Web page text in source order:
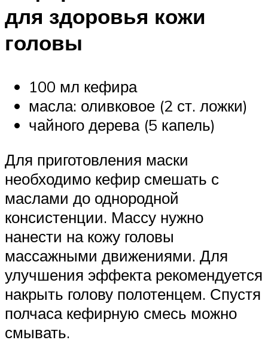
для здоровья кожи
головы
100 мл кефира
масла: оливковое (2 ст. ложки)
чайного дерева (5 капель)
Для приготовления маски
необходимо кефир смешать с
маслами до однородной
консистенции. Массу нужно
нанести на кожу головы
массажными движениями. Для
улучшения эффекта рекомендуется
накрыть голову полотенцем. Спустя
полчаса кефирную смесь можно
смывать.